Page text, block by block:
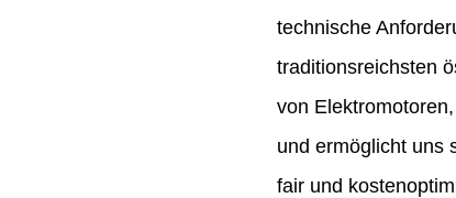
technische
traditionsreichsten
von
und ermöglicht uns
fair und